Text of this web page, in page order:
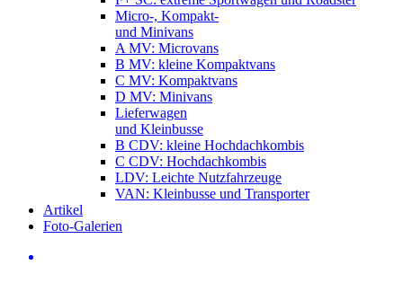
Micro-, Kompakt-
und Minivans
A MV: Microvans
B MV: kleine Kompaktvans
C MV: Kompaktvans
D MV: Minivans
Lieferwagen
und Kleinbusse
B CDV: kleine Hochdachkombis
C CDV: Hochdachkombis
LDV: Leichte Nutzfahrzeuge
VAN: Kleinbusse und Transporter
Artikel
Foto-Galerien